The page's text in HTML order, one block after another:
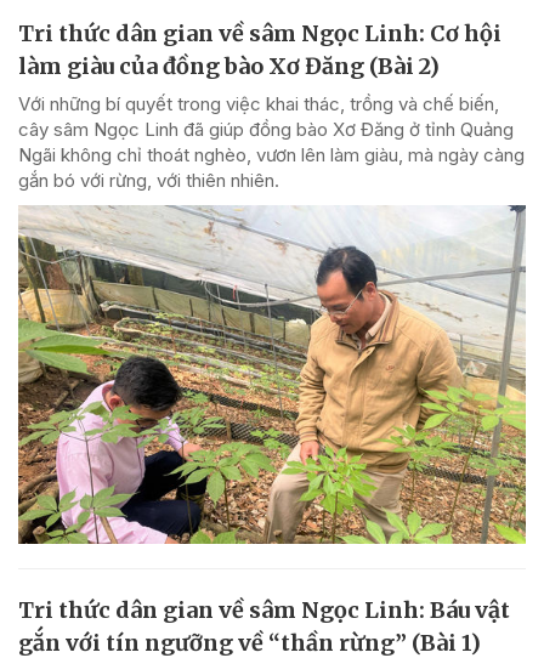
Tri thức dân gian về sâm Ngọc Linh: Cơ hội
làm giàu của đồng bào Xơ Đăng (Bài 2)
Với những bí quyết trong việc khai thác, trồng và chế biến,
cây sâm Ngọc Linh đã giúp đồng bào Xơ Đăng ở tỉnh Quảng
Ngãi không chỉ thoát nghèo, vươn lên làm giàu, mà ngày càng
gắn bó với rừng, với thiên nhiên.
Tri thức dân gian về sâm Ngọc Linh: Báu vật
gắn với tín ngưỡng về “thần rừng” (Bài 1)